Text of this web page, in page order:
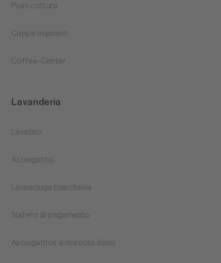
Piani cottura
Cappe aspiranti
Coffee-Center
Lavanderia
Lavatrici
Asciugatrici
Lavasciuga biancheria
Sistemi di pagamento
Asciugatrice a ricircolo d’aria